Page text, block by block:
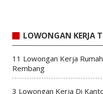
LOWONGAN KERJA
11 Lowongan Kerja
Rembang
3 Lowongan Kerja Di